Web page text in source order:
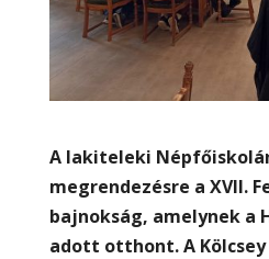
A lakiteleki
megrendezésre a XVII.
bajnokság, amelynek a
adott otthont. A Kölcsey